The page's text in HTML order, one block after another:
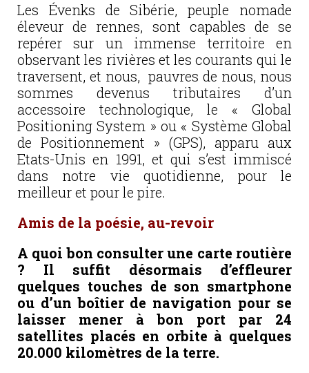
Les Évenks de Sibérie, peuple nomade
éleveur de rennes, sont capables de se
repérer sur un immense territoire en
observant les rivières et les courants qui le
traversent, et nous, pauvres de nous, nous
sommes devenus tributaires d’un
accessoire technologique, le « Global
Positioning System » ou « Système Global
de Positionnement » (GPS), apparu aux
Etats-Unis en 1991, et qui s’est immiscé
dans notre vie quotidienne, pour le
meilleur et pour le pire.
Amis de la poésie, au-revoir
A quoi bon consulter une carte routière
? Il suffit désormais d’effleurer
quelques touches de son smartphone
ou d’un boîtier de navigation pour se
laisser mener à bon port par 24
satellites placés en orbite à quelques
20.000 kilomètres de la terre.